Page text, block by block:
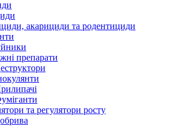
акарициди та родентициди
препарати
та регулятори росту